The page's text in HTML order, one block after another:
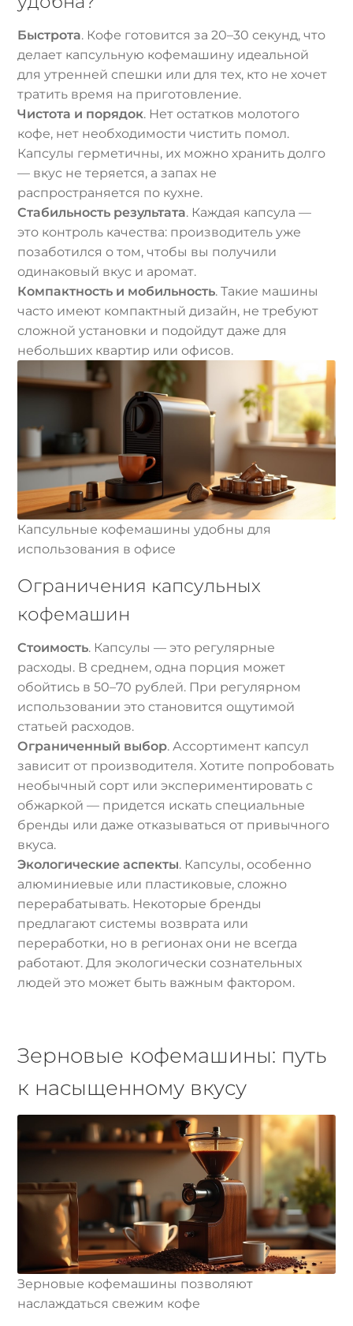
Быстрота. Кофе готовится за 20–30 секунд, что
делает капсульную кофемашину идеальной
для утренней спешки или для тех, кто не хочет
тратить время на приготовление.
Чистота и порядок. Нет остатков молотого
кофе, нет необходимости чистить помол.
Капсулы герметичны, их можно хранить долго
— вкус не теряется, а запах не
распространяется по кухне.
Стабильность результата. Каждая капсула —
это контроль качества: производитель уже
позаботился о том, чтобы вы получили
одинаковый вкус и аромат.
Компактность и мобильность. Такие машины
часто имеют компактный дизайн, не требуют
сложной установки и подойдут даже для
небольших квартир или офисов.
Капсульные кофемашины удобны для
использования в офисе
Ограничения капсульных
кофемашин
Стоимость. Капсулы — это регулярные
расходы. В среднем, одна порция может
обойтись в 50–70 рублей. При регулярном
использовании это становится ощутимой
статьей расходов.
Ограниченный выбор. Ассортимент капсул
зависит от производителя. Хотите попробовать
необычный сорт или экспериментировать с
обжаркой — придется искать специальные
бренды или даже отказываться от привычного
вкуса.
Экологические аспекты. Капсулы, особенно
алюминиевые или пластиковые, сложно
перерабатывать. Некоторые бренды
предлагают системы возврата или
переработки, но в регионах они не всегда
работают. Для экологически сознательных
людей это может быть важным фактором.
Зерновые кофемашины: путь
к насыщенному вкусу
Зерновые кофемашины позволяют
наслаждаться свежим кофе